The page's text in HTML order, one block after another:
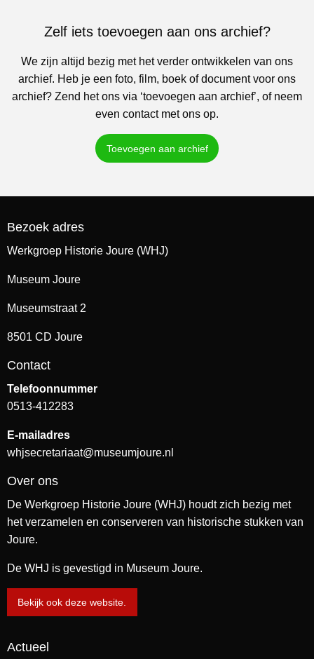
Zelf iets toevoegen aan ons archief?
We zijn altijd bezig met het verder ontwikkelen van ons
archief. Heb je een foto, film, boek of document voor ons
archief? Zend het ons via ‘toevoegen aan archief’, of neem
even contact met ons op.
Toevoegen aan archief
Bezoek adres
Werkgroep Historie Joure (WHJ)
Museum Joure
Museumstraat 2
8501 CD Joure
Contact
Telefoonnummer
0513-412283
E-mailadres
whjsecretariaat@museumjoure.nl
Over ons
De Werkgroep Historie Joure (WHJ) houdt zich bezig met
het verzamelen en conserveren van historische stukken van
Joure.
De WHJ is gevestigd in Museum Joure.
Bekijk ook deze website.
Actueel